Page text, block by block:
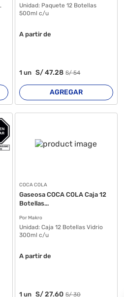
Unidad: Paquete 12 Botellas
500ml c/u
A partir de
1 un S/47.28 S/54
AGREGAR
COCA COLA
Gaseosa COCA COLA Caja 12
Botellas...
Por Makro
Unidad: Caja 12 Botellas Vidrio
300ml c/u
A partir de
1 un S/27.60 S/30